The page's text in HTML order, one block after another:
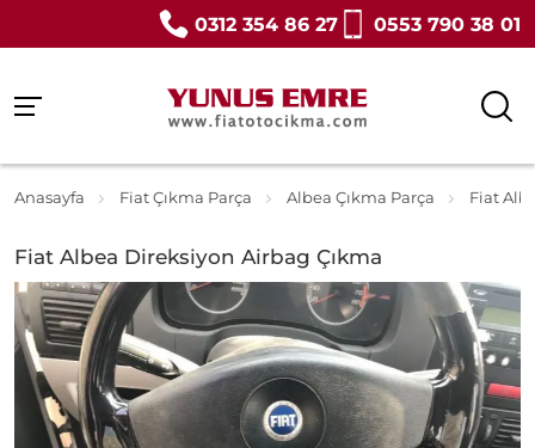
0312 354 86 27 0553 790 38 01
Anasayfa Fiat Çıkma Parça Albea Çıkma Parça Fiat
Fiat Albea Direksiyon Airbag Çıkma